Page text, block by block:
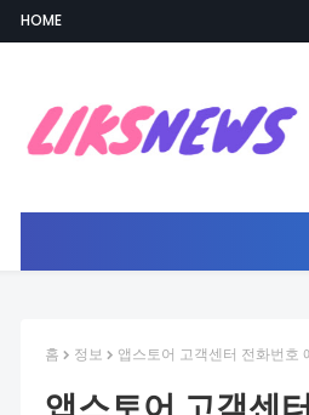
HOME
홈 정보 앱스토어 고객센터 전화번호